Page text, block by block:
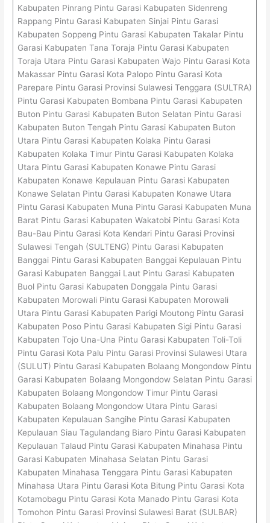
Kabupaten Pinrang Pintu Garasi Kabupaten Sidenreng
Rappang Pintu Garasi Kabupaten Sinjai Pintu Garasi
Kabupaten Soppeng Pintu Garasi Kabupaten Takalar Pintu
Garasi Kabupaten Tana Toraja Pintu Garasi Kabupaten
Toraja Utara Pintu Garasi Kabupaten Wajo Pintu Garasi Kota
Makassar Pintu Garasi Kota Palopo Pintu Garasi Kota
Parepare Pintu Garasi Provinsi Sulawesi Tenggara (SULTRA)
Pintu Garasi Kabupaten Bombana Pintu Garasi Kabupaten
Buton Pintu Garasi Kabupaten Buton Selatan Pintu Garasi
Kabupaten Buton Tengah Pintu Garasi Kabupaten Buton
Utara Pintu Garasi Kabupaten Kolaka Pintu Garasi
Kabupaten Kolaka Timur Pintu Garasi Kabupaten Kolaka
Utara Pintu Garasi Kabupaten Konawe Pintu Garasi
Kabupaten Konawe Kepulauan Pintu Garasi Kabupaten
Konawe Selatan Pintu Garasi Kabupaten Konawe Utara
Pintu Garasi Kabupaten Muna Pintu Garasi Kabupaten Muna
Barat Pintu Garasi Kabupaten Wakatobi Pintu Garasi Kota
Bau-Bau Pintu Garasi Kota Kendari Pintu Garasi Provinsi
Sulawesi Tengah (SULTENG) Pintu Garasi Kabupaten
Banggai Pintu Garasi Kabupaten Banggai Kepulauan Pintu
Garasi Kabupaten Banggai Laut Pintu Garasi Kabupaten
Buol Pintu Garasi Kabupaten Donggala Pintu Garasi
Kabupaten Morowali Pintu Garasi Kabupaten Morowali
Utara Pintu Garasi Kabupaten Parigi Moutong Pintu Garasi
Kabupaten Poso Pintu Garasi Kabupaten Sigi Pintu Garasi
Kabupaten Tojo Una-Una Pintu Garasi Kabupaten Toli-Toli
Pintu Garasi Kota Palu Pintu Garasi Provinsi Sulawesi Utara
(SULUT) Pintu Garasi Kabupaten Bolaang Mongondow Pintu
Garasi Kabupaten Bolaang Mongondow Selatan Pintu Garasi
Kabupaten Bolaang Mongondow Timur Pintu Garasi
Kabupaten Bolaang Mongondow Utara Pintu Garasi
Kabupaten Kepulauan Sangihe Pintu Garasi Kabupaten
Kepulauan Siau Tagulandang Biaro Pintu Garasi Kabupaten
Kepulauan Talaud Pintu Garasi Kabupaten Minahasa Pintu
Garasi Kabupaten Minahasa Selatan Pintu Garasi
Kabupaten Minahasa Tenggara Pintu Garasi Kabupaten
Minahasa Utara Pintu Garasi Kota Bitung Pintu Garasi Kota
Kotamobagu Pintu Garasi Kota Manado Pintu Garasi Kota
Tomohon Pintu Garasi Provinsi Sulawesi Barat (SULBAR)